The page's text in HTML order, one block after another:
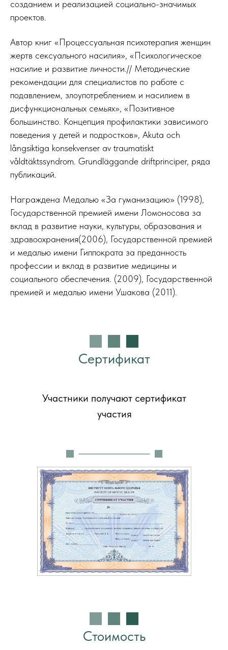
созданием и реализацией социально-значимых
проектов.
Автор книг «Процессуальная психотерапия женщин
жертв сексуального насилия», «Психологическое
насилие и развитие личности.// Методические
рекомендации для специалистов по работе с
подавлением, злоупотреблением и насилием в
дисфункциональных семьях», «Позитивное
большинство. Концепция профилактики зависимого
поведения у детей и подростков», Akuta och
långsiktiga konsekvenser av traumatiskt
våldtäktssyndrom. Grundläggande driftprinciper, ряда
публикаций.
Награждена Медалью «За гуманизацию» (1998),
Государственной премией имени Ломоносова за
вклад в развитие науки, культуры, образования и
здравоохранения(2006), Государственной премией
и медалью имени Гиппократа за преданность
профессии и вклад в развитие медицины и
социального обеспечения. (2009), Государственной
премией и медалью имени Ушакова (2011).
Сертификат
Участники получают сертификат
участия
Стоимость